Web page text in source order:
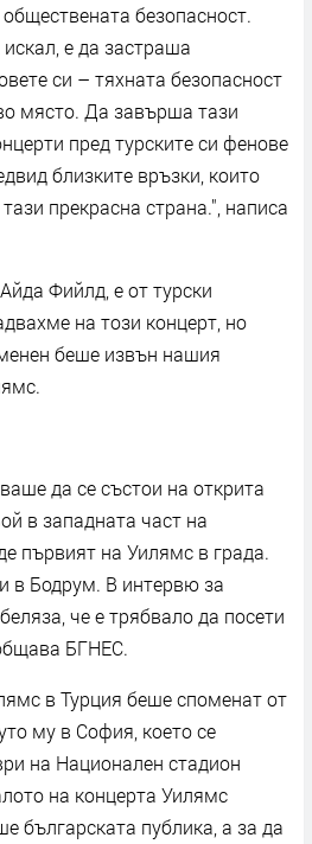
безопасност.
е да застраша
си – тяхната безопасност
място. Да завърша тази
пред турските си фенове
близките връзки, които
прекрасна страна.", написа
Фийлд, е от турски
на този концерт, но
беше извън нашия
да се състои на открита
в западната част на
първият на Уилямс в града.
в Бодрум. В интервю за
че е трябвало да посети
БГНЕС.
в Турция беше споменат от
му в София, което се
на Национален стадион
на концерта Уилямс
българската публика, а за да